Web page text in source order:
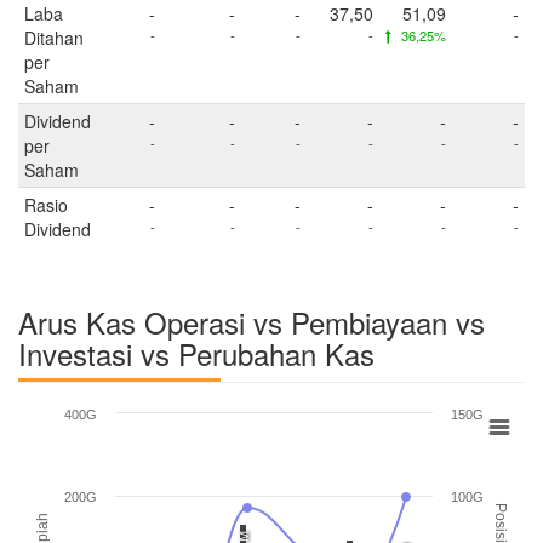
Laba
Ditahan
per
Saham
-
-
-
-
-
-
37,50
-
51,09
36,25%
-
-
Dividend
per
Saham
-
-
-
-
-
-
-
-
-
-
-
-
Rasio
Dividend
-
-
-
-
-
-
-
-
-
-
-
-
Arus Kas Operasi vs Pembiayaan vs
Investasi vs Perubahan Kas
200G
400G
100G
150G